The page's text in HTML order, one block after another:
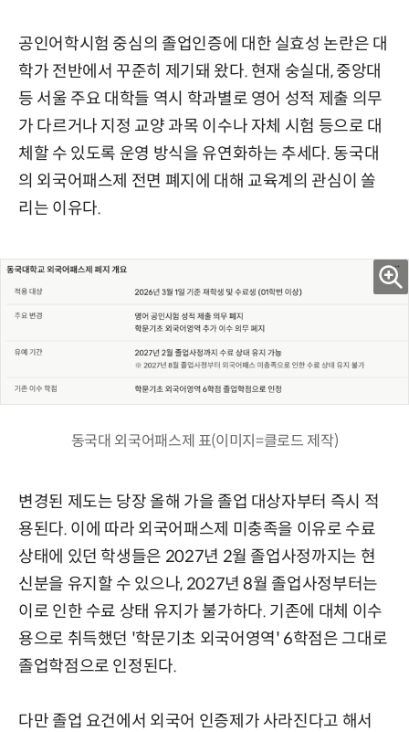
공인어학시험 중심의 졸업인증에 대한 실효성 논란은 대
학가 전반에서 꾸준히 제기돼 왔다. 현재 숭실대, 중앙대
등 서울 주요 대학들 역시 학과별로 영어 성적 제출 의무
가 다르거나 지정 교양 과목 이수나 자체 시험 등으로 대
체할 수 있도록 운영 방식을 유연화하는 추세다. 동국대
의 외국어패스제 전면 폐지에 대해 교육계의 관심이 쏠
리는 이유다.
동국대 외국어패스제 표(이미지=클로드 제작)
변경된 제도는 당장 올해 가을 졸업 대상자부터 즉시 적
용된다. 이에 따라 외국어패스제 미충족을 이유로 수료
상태에 있던 학생들은 2027년 2월 졸업사정까지는 현
신분을 유지할 수 있으나, 2027년 8월 졸업사정부터는
이로 인한 수료 상태 유지가 불가하다. 기존에 대체 이수
용으로 취득했던 '학문기초 외국어영역' 6학점은 그대로
졸업학점으로 인정된다.
다만 졸업 요건에서 외국어 인증제가 사라진다고 해서